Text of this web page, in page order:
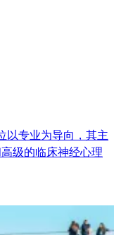
以专业为导向，其主
级的临床神经心理